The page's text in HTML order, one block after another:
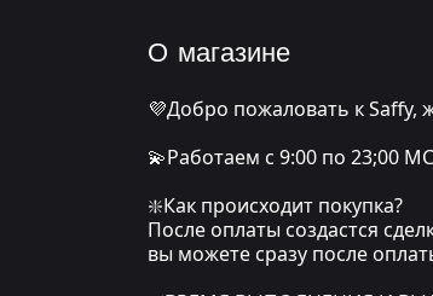
О магазине
💜Добро пожаловать к Saffy,
💫Работаем с 9:00 по 23;00
❇️Как происходит покупка?
После оплаты создастся
вы можете сразу после